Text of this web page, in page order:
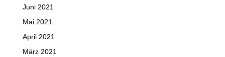
Juni 2021
Mai 2021
April 2021
März 2021